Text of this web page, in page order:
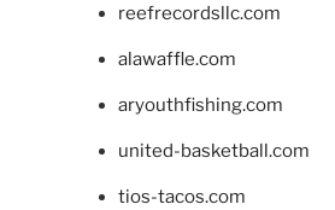
reefrecordsllc.com
alawaffle.com
aryouthfishing.com
united-basketball.com
tios-tacos.com